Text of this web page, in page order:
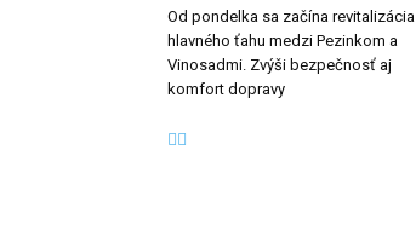
Od pondelka sa začína revitalizácia
hlavného ťahu medzi Pezinkom a
Vinosadmi. Zvýši bezpečnosť aj
komfort dopravy